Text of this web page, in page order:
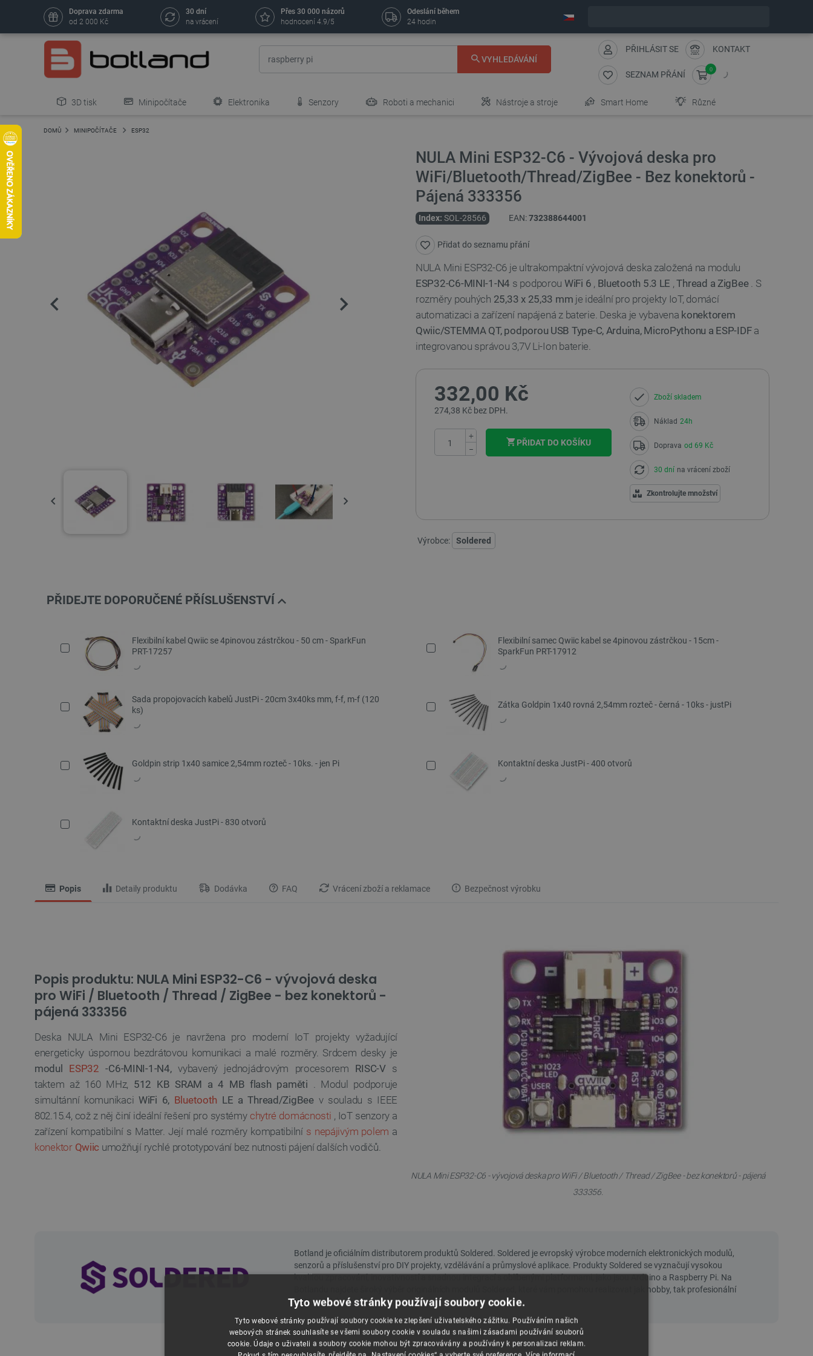
Doprava zdarma
od 2 000 Kč
30 dní
na vrácení
Přes 30 000 názorů
hodnocení 4.9/5
Odeslání během
24 hodin
VYHLEDÁVÁNÍ
PŘIHLÁSIT SE KONTAKT
SEZNAM PŘÁNÍ
0
3D tisk Minipočítače Elektronika Senzory Roboti a mechanici Nástroje a stroje Smart Home Různé
DOMŮ MINIPOČÍTAČE ESP32
NULA Mini ESP32-C6 - Vývojová deska pro
WiFi/Bluetooth/Thread/ZigBee - Bez konektorů -
Pájená 333356
Index: SOL-28566 EAN:732388644001
Přidat do seznamu přání
NULA Mini ESP32-C6 je ultrakompaktní vývojová deska založená na modulu
ESP32-C6-MINI-1-N4 s podporou WiFi 6 , Bluetooth 5.3 LE ,Thread a ZigBee. S
rozměry pouhých 25,33 x 25,33 mm je ideální pro projekty IoT, domácí
automatizaci a zařízení napájená z baterie. Deska je vybavena konektorem
Qwiic/STEMMA QT, podporou USB Type-C, Arduina, MicroPythonu a ESP-IDFa
integrovanou správou 3,7V Li-Ion baterie.
332,00 Kč
274,38 Kč bez DPH.
+
−
PŘIDAT DO KOŠÍKU
Zboží skladem
Náklad 24h
Doprava od 69 Kč
30 dní na vrácení zboží
Zkontrolujte množství
Výrobce: Soldered
PŘIDEJTE DOPORUČENÉ PŘÍSLUŠENSTVÍ
Flexibilní kabel Qwiic se 4pinovou zástrčkou - 50 cm - SparkFun
PRT-17257
Flexibilní samec Qwiic kabel se 4pinovou zástrčkou - 15cm -
SparkFun PRT-17912
Sada propojovacích kabelů JustPi - 20cm 3x40ks mm, f-f, m-f (120
ks)
Zátka Goldpin 1x40 rovná 2,54mm rozteč - černá - 10ks - justPi
Goldpin strip 1x40 samice 2,54mm rozteč - 10ks. - jen Pi Kontaktní deska JustPi - 400 otvorů
Kontaktní deska JustPi - 830 otvorů
Popis Detaily produktu Dodávka FAQ Vrácení zboží a reklamace Bezpečnost výrobku
Popis produktu: NULA Mini ESP32-C6 - vývojová deska
pro WiFi / Bluetooth / Thread / ZigBee - bez konektorů -
pájená 333356
Deska NULA Mini ESP32-C6 je navržena pro moderní IoT projekty vyžadující
energeticky úspornou bezdrátovou komunikaci a malé rozměry. Srdcem desky je
modul ESP32 -C6-MINI-1-N4,vybavený jednojádrovým procesorem RISC-Vs
taktem až 160 MHz, 512 KB SRAM a 4 MB flash paměti . Modul podporuje
simultánní komunikaci WiFi 6, Bluetooth LE a Thread/ZigBeev souladu s IEEE
802.15.4, což z něj činí ideální řešení pro systémy chytré domácnosti , IoT senzory a
zařízení kompatibilní s Matter. Její malé rozměry kompatibilní s nepájivým polem a
konektor Qwiic umožňují rychlé prototypování bez nutnosti pájení dalších vodičů.
NULA Mini ESP32-C6 - vývojová deska pro WiFi / Bluetooth / Thread / ZigBee - bez konektorů - pájená
333356.
Tyto webové stránky používají soubory cookie.
Tyto webové stránky používají soubory cookie ke zlepšení uživatelského zážitku. Používáním našich
webových stránek souhlasíte se všemi soubory cookie v souladu s našimi zásadami používání souborů
cookie. Údaje o uživateli a soubory cookie mohou být zpracovávány a používány k personalizaci reklam.